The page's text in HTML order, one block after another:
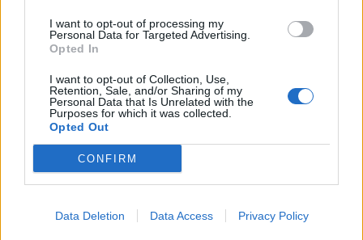
I want to opt-out of processing my
Personal Data for Targeted Advertising.
Opted In
I want to opt-out of Collection, Use,
Retention, Sale, and/or Sharing of my
Personal Data that Is Unrelated with the
Purposes for which it was collected.
Opted Out
CONFIRM
Data Deletion Data Access Privacy Policy